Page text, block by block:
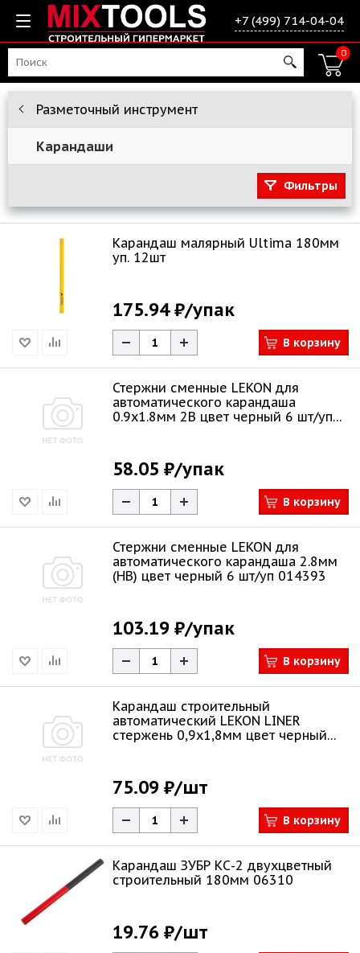
+7 (499) 714-04-04
0
Разметочный инструмент
Карандаши
Фильтры
Карандаш малярный Ultima 180мм
уп. 12шт
175.94 ₽/упак
В корзину
Стержни сменные LEKON для
автоматического карандаша
0.9х1.8мм 2B цвет черный 6 шт/уп
58.05 ₽/упак
В корзину
Стержни сменные LEKON для
автоматического карандаша 2.8мм
(HB) цвет черный 6 шт/уп 014393
103.19 ₽/упак
В корзину
Карандаш строительный
автоматический LEKON LINER
стержень 0,9х1,8мм цвет черный
75.09 ₽/шт
В корзину
Карандаш ЗУБР КС-2 двухцветный
строительный 180мм 06310
19.76 ₽/шт